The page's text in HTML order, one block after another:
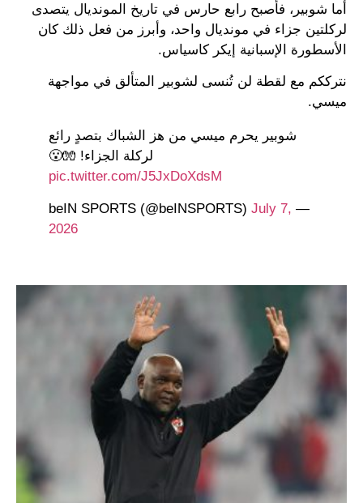
أما شوبير، فأصبح رابع حارس في تاريخ المونديال يتصدى
لركلتين جزاء في مونديال واحد، وأبرز من فعل ذلك كان
الأسطورة الإسبانية إيكر كاسياس.
نترككم مع لقطة لن تُنسى لشوبير المتألق في مواجهة
ميسي.
شوبير يحرم ميسي من هز الشباك بتصدٍ رائع
لركلة الجزاء! 🧤😮
pic.twitter.com/J5JxDoXdsM
— beIN SPORTS (@beINSPORTS)
July 7,
2026